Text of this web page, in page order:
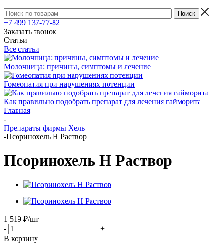
+7 499 137-77-82
Заказать звонок
Статьи
Все статьи
Молочница: причины, симптомы и лечение
Гомеопатия при нарушениях потенции
Как правильно подобрать препарат для лечения гайморита
Главная
-
Препараты фирмы Хель
-Псоринохель Н Раствор
Псоринохель Н Раствор
1 519 ₽/шт
-
+
В корзину